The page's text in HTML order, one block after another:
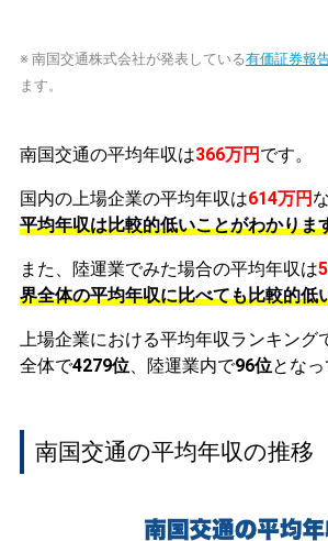
※ 南国交通株式会社が発表している有価証券報
ます。
南国交通の平均年収は366万円 です。
国内の上場企業の平均年収は614万円
平均年収は比較的低いことがわかりま
また、陸運業でみた場合の平均年収は
界全体の平均年収に比べても比較的低
上場企業における平均年収ランキング
全体で4279位、陸運業内で96位となっ
南国交通の平均年収の推移